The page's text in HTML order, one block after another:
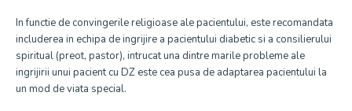
In functie de convingerile religioase ale pacientului, este recomandata
includerea in echipa de ingrijire a pacientului diabetic si a consilierului
spiritual (preot, pastor), intrucat una dintre marile probleme ale
ingrijirii unui pacient cu DZ este cea pusa de adaptarea pacientului la
un mod de viata special.